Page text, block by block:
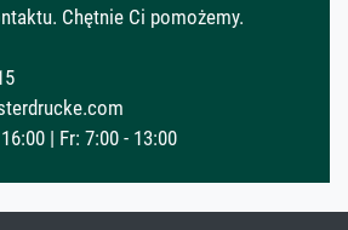
Chętnie Ci pomożemy.
| Fr: 7:00 - 13:00